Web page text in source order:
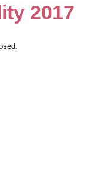
2017